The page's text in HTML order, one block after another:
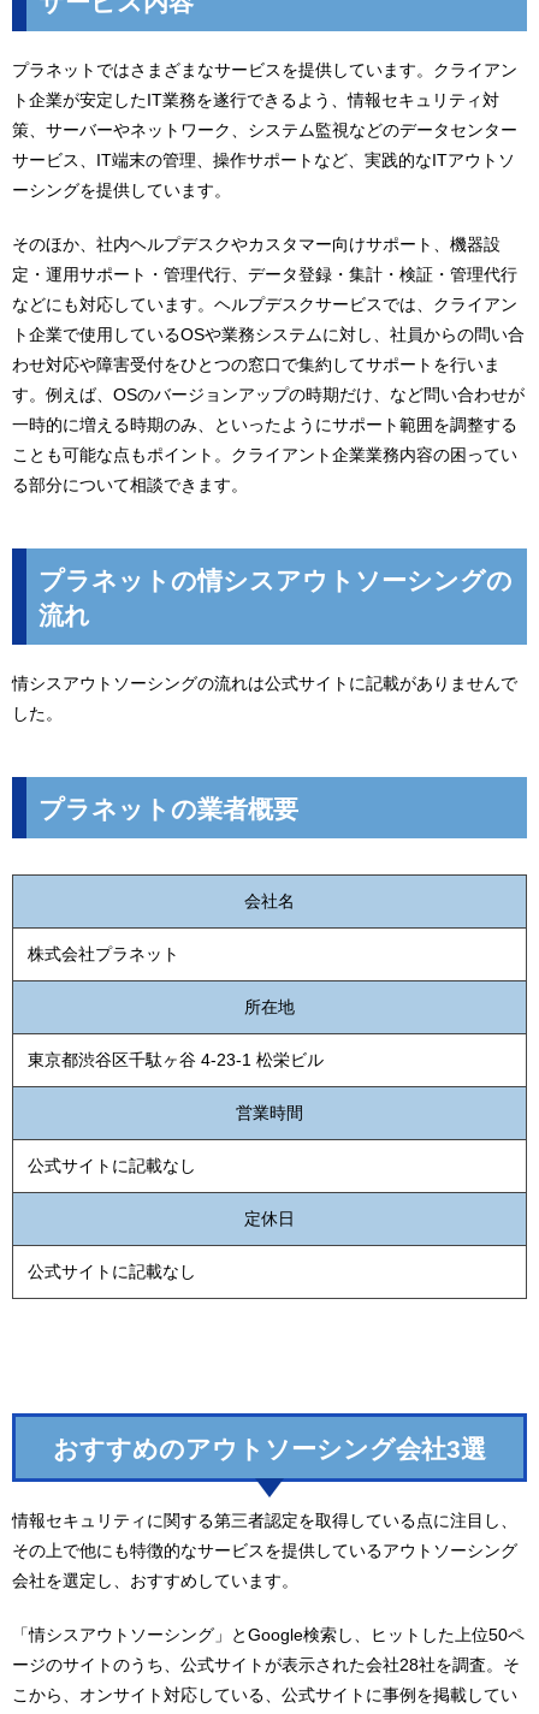
プラネットではさまざまなサービスを提供しています。クライアン
ト企業が安定したIT業務を遂行できるよう、情報セキュリティ対
策、サーバーやネットワーク、システム監視などのデータセンター
サービス、IT端末の管理、操作サポートなど、実践的なITアウトソ
ーシングを提供しています。
そのほか、社内ヘルプデスクやカスタマー向けサポート、機器設
定・運用サポート・管理代行、データ登録・集計・検証・管理代行
などにも対応しています。ヘルプデスクサービスでは、クライアン
ト企業で使用しているOSや業務システムに対し、社員からの問い合
わせ対応や障害受付をひとつの窓口で集約してサポートを行いま
す。例えば、OSのバージョンアップの時期だけ、など問い合わせが
一時的に増える時期のみ、といったようにサポート範囲を調整する
ことも可能な点もポイント。クライアント企業業務内容の困ってい
る部分について相談できます。
プラネットの情シスアウトソーシングの
流れ
情シスアウトソーシングの流れは公式サイトに記載がありませんで
した。
プラネットの業者概要
会社名
株式会社プラネット
所在地
東京都渋谷区千駄ヶ谷 4-23-1 松栄ビル
営業時間
公式サイトに記載なし
定休日
公式サイトに記載なし
おすすめのアウトソーシング会社3選
情報セキュリティに関する第三者認定を取得している点に注目し、
その上で他にも特徴的なサービスを提供しているアウトソーシング
会社を選定し、おすすめしています。
「情シスアウトソーシング」とGoogle検索し、ヒットした上位50ペ
ージのサイトのうち、公式サイトが表示された会社28社を調査。そ
こから、オンサイト対応している、公式サイトに事例を掲載してい